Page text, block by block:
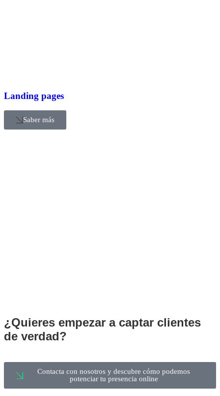
Landing pages
Saber más
¿Quieres empezar a captar clientes
de verdad?
Contacta con nosotros y descubre cómo podemos
potenciar tu presencia online